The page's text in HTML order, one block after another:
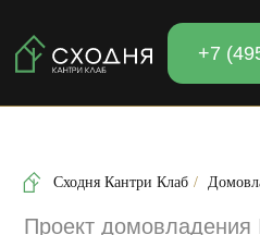
+7 (495) 023-68-66
Сходня Кантри Клаб /
КАНТРИ